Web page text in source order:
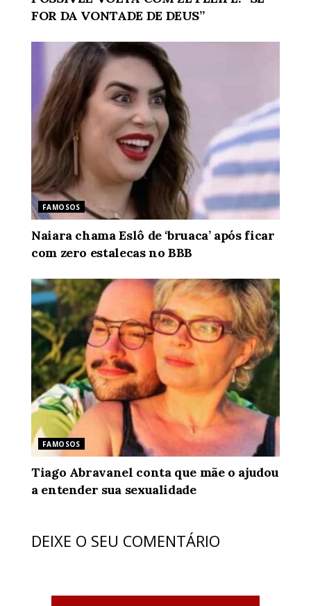
FOR DA VONTADE DE DEUS”
FAMOSOS
Naiara chama Eslô de ‘bruaca’ após ficar
com zero estalecas no BBB
FAMOSOS
Tiago Abravanel conta que mãe o ajudou
a entender sua sexualidade
DEIXE O SEU COMENTÁRIO